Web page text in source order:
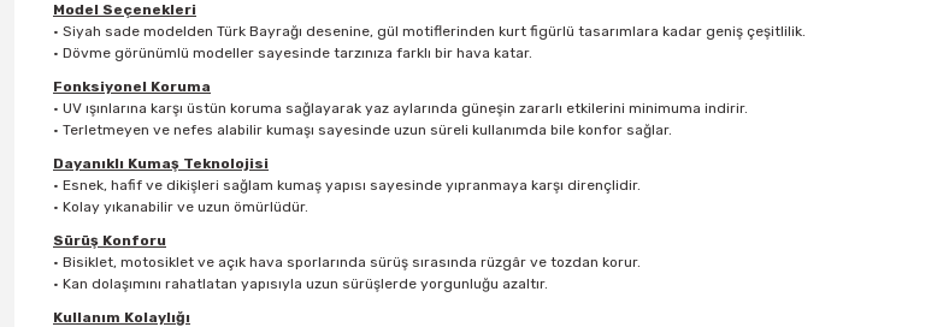
Model Seçenekleri
• Siyah sade modelden Türk Bayrağı desenine, gül motiflerinden kurt figürlü tasarımlara kadar geniş çeşitlilik.
• Dövme görünümlü modeller sayesinde tarzınıza farklı bir hava katar.
Fonksiyonel Koruma
• UV ışınlarına karşı üstün koruma sağlayarak yaz aylarında güneşin zararlı etkilerini minimuma indirir.
• Terletmeyen ve nefes alabilir kumaşı sayesinde uzun süreli kullanımda bile konfor sağlar.
Dayanıklı Kumaş Teknolojisi
• Esnek, hafif ve dikişleri sağlam kumaş yapısı sayesinde yıpranmaya karşı dirençlidir.
• Kolay yıkanabilir ve uzun ömürlüdür.
Sürüş Konforu
• Bisiklet, motosiklet ve açık hava sporlarında sürüş sırasında rüzgâr ve tozdan korur.
• Kan dolaşımını rahatlatan yapısıyla uzun sürüşlerde yorgunluğu azaltır.
Kullanım Kolaylığı